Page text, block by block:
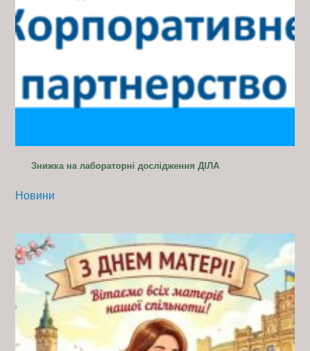
Знижка на лабораторні дослідження ДІЛА
Новини